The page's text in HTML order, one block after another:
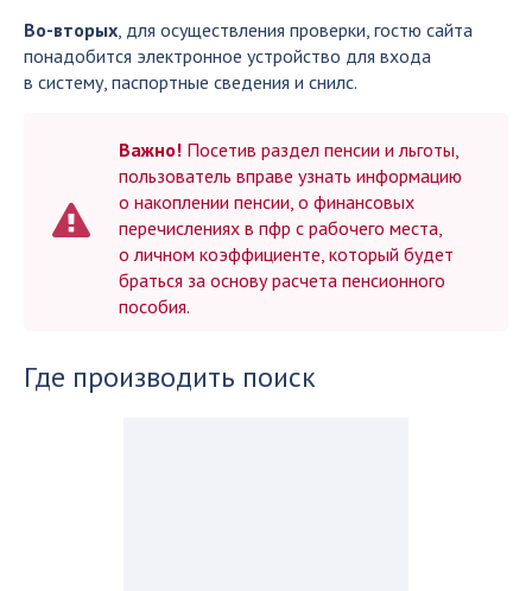
Во-вторых, для осуществления проверки, гостю сайта
понадобится электронное устройство для входа
в систему, паспортные сведения и снилс.
Важно! Посетив раздел пенсии и льготы,
пользователь вправе узнать информацию
о накоплении пенсии, о финансовых
перечислениях в пфр с рабочего места,
о личном коэффициенте, который будет
браться за основу расчета пенсионного
пособия.
Где производить поиск